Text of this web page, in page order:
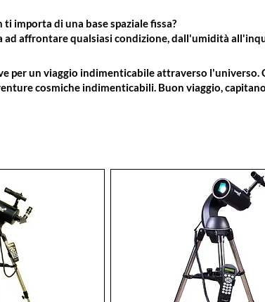
importa di una base spaziale fissa?
affrontare qualsiasi condizione, dall'umidità
per un viaggio indimenticabile attraverso l'universo.
cosmiche indimenticabili. Buon viaggio,